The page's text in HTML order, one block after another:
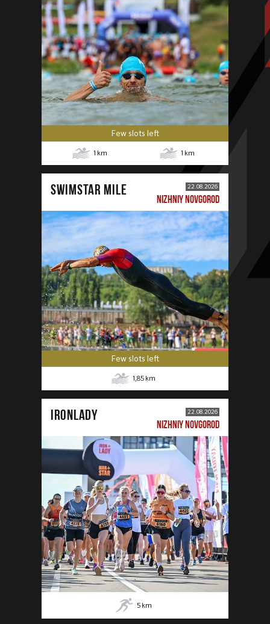
Few slots left
1 km 1 km
SWIMSTAR MILE 22.08.2026
NIZHNIY NOVGOROD
Few slots left
1,85 km
IRONLADY 22.08.2026
NIZHNIY NOVGOROD
5 km